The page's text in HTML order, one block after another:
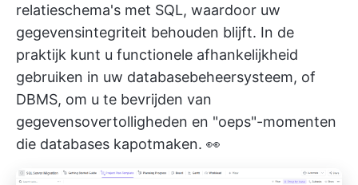
relatieschema's met SQL, waardoor uw
gegevensintegriteit behouden blijft. In de
praktijk kunt u functionele afhankelijkheid
gebruiken in uw databasebeheersysteem, of
DBMS, om u te bevrijden van
gegevensovertolligheden en "oeps"-momenten
die databases kapotmaken. 👀